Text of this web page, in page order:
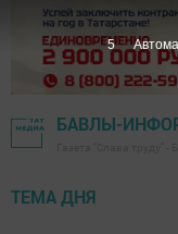
БАВЛЫ-
ТЕМА ДНЯ
4